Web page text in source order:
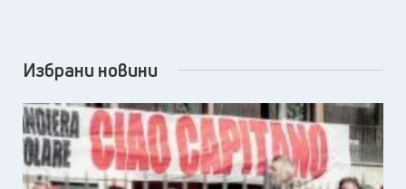
Избрани новини